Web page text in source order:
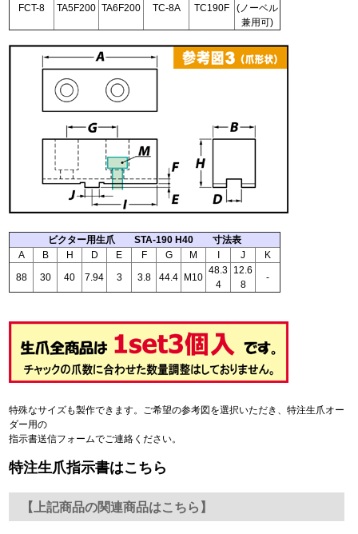
FCT-8 TA5F200 TA6F200 TC-8A TC190F
(ノーベル
兼用可)
ビクター用生爪 STA-190 H40 寸法表
A
B H D E F G M J
K
88
30 40 7.94 3 3.8 44.4 M10
48.3
4
12.6
8
-
特殊なサイズも製作できます。ご希望の参考図を選択いただき、特注生爪オー
ダー用の
指示書送信フォームでご連絡ください。
特注生爪指示書はこちら
【上記商品の関連商品はこちら】